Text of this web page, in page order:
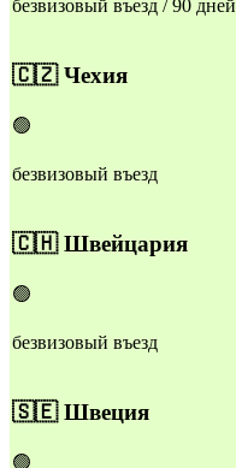
безвизовый въезд / 90 дней
🇨🇿Чехия
🟢
безвизовый въезд
🇨🇭Швейцария
🟢
безвизовый въезд
🇸🇪Швеция
🟢